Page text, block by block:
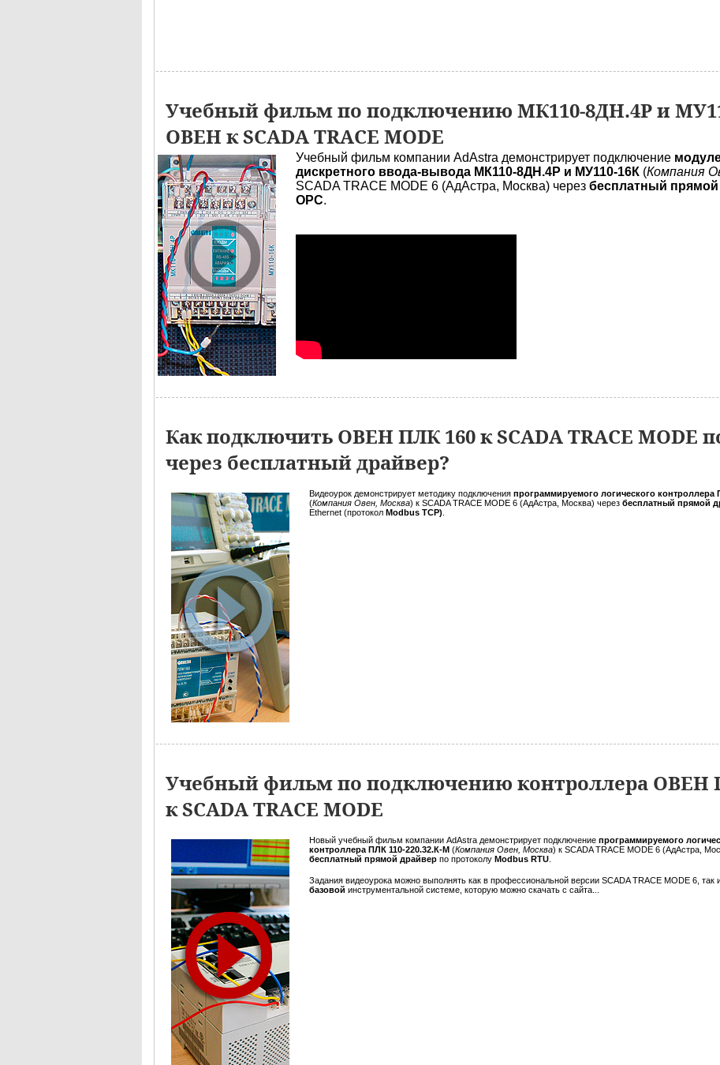
Учебный фильм по подключению МК110-8ДН.4Р и
ОВЕН к SCADA TRACE MODE
Учебный фильм компании AdAstra демонстрирует подключение
дискретного ввода-вывода МК110-8ДН.4Р и МУ110-16К (Компания
SCADA TRACE MODE 6 (АдАстра, Москва) через бесплатный прямой
OPC.
Как подключить ОВЕН ПЛК 160 к SCADA TRACE MODE
через бесплатный драйвер?
Видеоурок демонстрирует методику подключения программируемого логического контроллера
(Компания Овен, Москва) к SCADA TRACE MODE 6 (АдАстра, Москва) через бесплатный прямой
Ethernet (протокол Modbus TCP)
Учебный фильм по подключению контроллера ОВЕН
к SCADA TRACE MODE
Новый учебный фильм компании AdAstra демонстрирует подключение программируемого
контроллера ПЛК 110-220.32.К-М (Компания Овен, Москва) к SCADA TRACE MODE 6 (АдАстра,
бесплатный прямой драйвер по протоколу Modbus RTU
Задания видеоурока можно выполнять как в профессиональной версии SCADA TRACE MODE 6, так
базовой инструментальной системе, которую можно скачать с сайта...